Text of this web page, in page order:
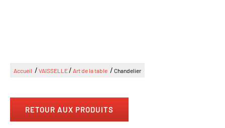
Accueil / VAISSELLE / Art de la table / Chandelier
RETOUR AUX PRODUITS